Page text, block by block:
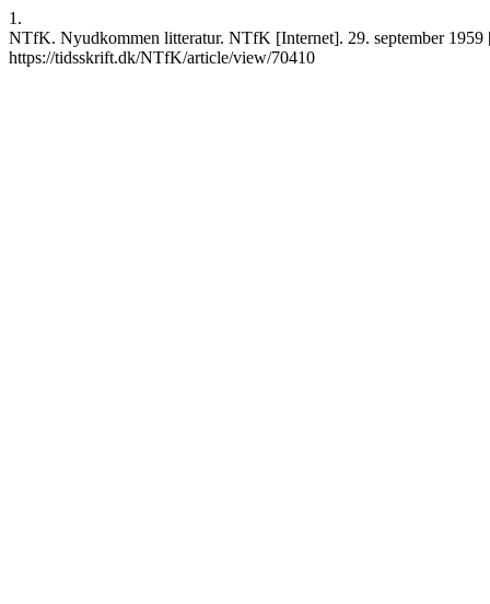
1.
NTfK. Nyudkommen litteratur. NTfK [Internet]. 29. september
https://tidsskrift.dk/NTfK/article/view/70410